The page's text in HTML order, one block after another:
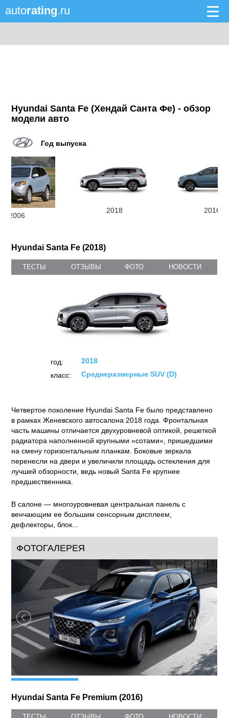
autorating.ru
Hyundai Santa Fe (Хендай Санта Фе) - обзор
модели авто
Год выпуска
2006
2018 2016
Hyundai Santa Fe (2018)
ТЕСТЫ ОТЗЫВЫ ФОТО НОВОСТИ
год:
2018
класс:
Среднеразмерные SUV (D)
Четвертое поколение Hyundai Santa Fe было представлено
в рамках Женевского автосалона 2018 года. Фронтальная
часть машины отличается двухуровневой оптикой, решеткой
радиатора наполненной крупными «сотами», пришедшими
на смену горизонтальным планкам. Боковые зеркала
перенесли на двери и увеличили площадь остекления для
лучшей обзорности, ведь новый Santa Fe крупнее
предшественника.
В салоне — многоуровневая центральная панель с
венчающим ее большим сенсорным дисплеем,
дефлекторы, блок...
ФОТОГАЛЕРЕЯ